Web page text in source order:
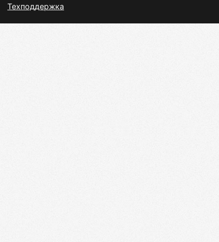
Техподдержка